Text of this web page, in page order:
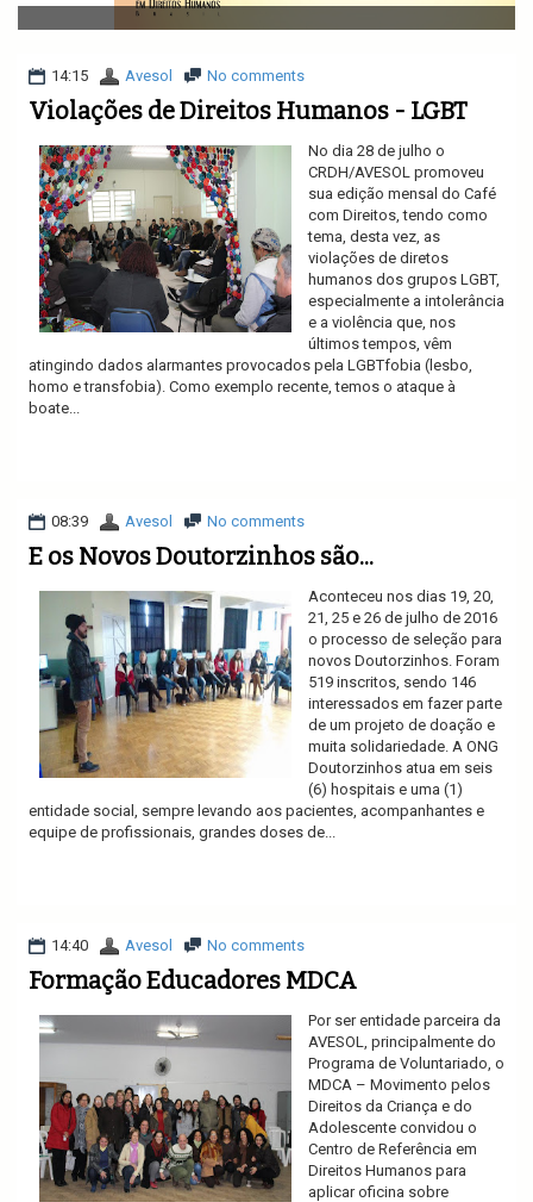
v
i
a
i
14:15 Avesol No comments
Violações de Direitos Humanos - LGBT
No dia 28 de julho o
CRDH/AVESOL promoveu
sua edição mensal do Café
com Direitos, tendo como
tema, desta vez, as
violações de diretos
humanos dos grupos LGBT,
especialmente a intolerância
e a violência que, nos
últimos tempos, vêm
atingindo dados alarmantes provocados pela LGBTfobia (lesbo,
homo e transfobia). Como exemplo recente, temos o ataque à
boate...
08:39 Avesol No comments
E os Novos Doutorzinhos são...
Aconteceu nos dias 19, 20,
21, 25 e 26 de julho de 2016
o processo de seleção para
novos Doutorzinhos. Foram
519 inscritos, sendo 146
interessados em fazer parte
de um projeto de doação e
muita solidariedade. A ONG
Doutorzinhos atua em seis
(6) hospitais e uma (1)
entidade social, sempre levando aos pacientes, acompanhantes e
equipe de profissionais, grandes doses de...
14:40 Avesol No comments
Formação Educadores MDCA
Por ser entidade parceira da
AVESOL, principalmente do
Programa de Voluntariado, o
MDCA – Movimento pelos
Direitos da Criança e do
Adolescente convidou o
Centro de Referência em
Direitos Humanos para
aplicar oficina sobre